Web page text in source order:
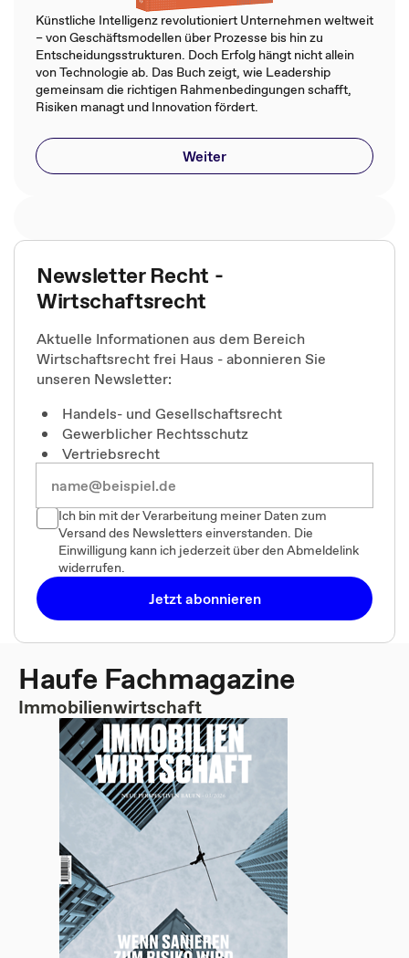
Künstliche Intelligenz revolutioniert Unternehmen weltweit
– von Geschäftsmodellen über Prozesse bis hin zu
Entscheidungsstrukturen. Doch Erfolg hängt nicht allein
von Technologie ab. Das Buch zeigt, wie Leadership
gemeinsam die richtigen Rahmenbedingungen schafft,
Risiken managt und Innovation fördert.
Weiter
Newsletter Recht -
Wirtschaftsrecht
Aktuelle Informationen aus dem Bereich
Wirtschaftsrecht frei Haus - abonnieren Sie
unseren Newsletter:
Handels- und Gesellschaftsrecht
Gewerblicher Rechtsschutz
Vertriebsrecht
Ich bin mit der Verarbeitung meiner Daten zum
Versand des Newsletters einverstanden. Die
Einwilligung kann ich jederzeit über den Abmeldelink
widerrufen.
Jetzt abonnieren
Haufe Fachmagazine
Immobilienwirtschaft